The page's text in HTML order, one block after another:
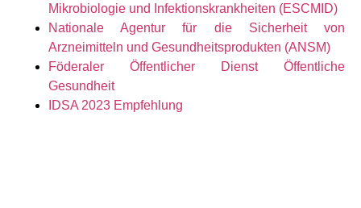
Mikrobiologie und Infektionskrankheiten (ESCMID)
Nationale Agentur für die Sicherheit von
Arzneimitteln und Gesundheitsprodukten (ANSM)
Föderaler Öffentlicher Dienst Öffentliche
Gesundheit
IDSA 2023 Empfehlung